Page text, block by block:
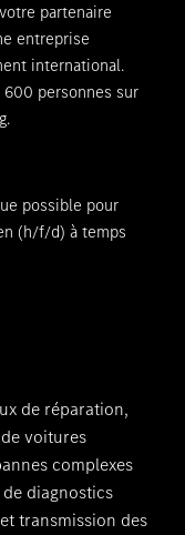
partenaire
entreprise
international.
personnes sur
possible pour
(h/f/d) à temps
de réparation,
voitures
complexes
diagnostics
transmission des